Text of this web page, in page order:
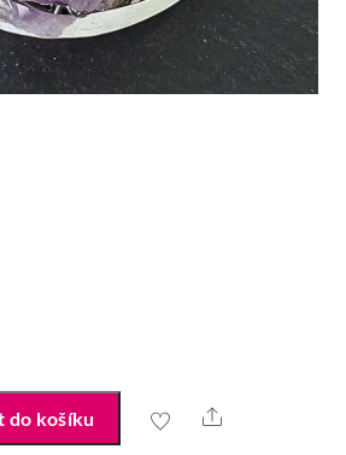
do košíku Share